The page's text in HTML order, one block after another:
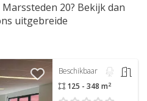
20? Bekijk dan
uitgebreide
Beschikbaar
125 - 348 m2